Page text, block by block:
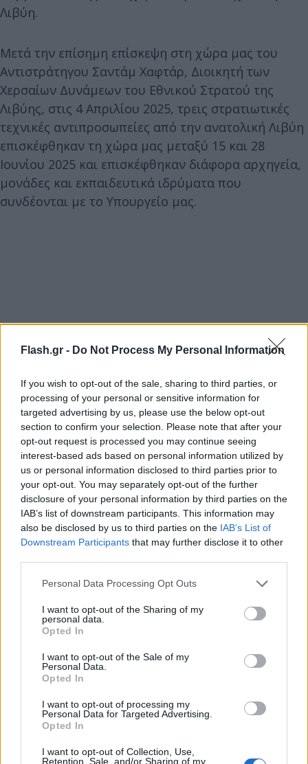
Flash.gr - Do Not Process My Personal Information
If you wish to opt-out of the sale, sharing to third parties, or
processing of your personal or sensitive information for
targeted advertising by us, please use the below opt-out
section to confirm your selection. Please note that after your
opt-out request is processed you may continue seeing
interest-based ads based on personal information utilized by
us or personal information disclosed to third parties prior to
your opt-out. You may separately opt-out of the further
disclosure of your personal information by third parties on the
IAB’s list of downstream participants. This information may
also be disclosed by us to third parties on the IAB’s List of
Downstream Participants that may further disclose it to other
Please note that this website/app uses one or more Google
not limited to your visit or usage behaviour. You may click to
grant or deny consent to Google and its third-party tags to
use your data for below specified purposes in below Google
consent section.
Personal Data Processing Opt Outs
I want to opt-out of the Sharing of my
personal data.
Opted In
I want to opt-out of the Sale of my
Personal Data.
Opted In
I want to opt-out of processing my
Personal Data for Targeted Advertising.
Opted In
I want to opt-out of Collection, Use,
Retention, Sale, and/or Sharing of my
Λιβύη.
Μετά την επίσημη επίσκεψη στη χώρα μας του
Αντιστράτηγου Σαντάμ Χαφτάρ, Διοικητή των
Χερσαίων Δυνάμεων του Εθνικού Στρατού της
Λιβύης, στις 4 Απριλίου 2025, τρεις στρατιωτικές
τεχνικές αντιπροσωπείες από την ανατολική Λιβύη
επισκέφθηκαν τη χώρα μας μεταξύ 15 και 28
Ιουνίου 2025 και επισκέφθηκαν διάφορα αρχηγεία,
μονάδες και εκπαιδευτικά ιδρύματα που
συνδέονται με το Υπουργείο μας.
Αυτές οι επισκέψεις θα ενισχύσουν περαιτέρω τις
μας προς τη Λιβύη.
Σε αυτό το πλαίσιο, είμαστε αποφασισμένοι να